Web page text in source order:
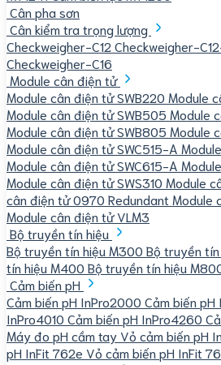
Cân pha sơn
Cân kiểm tra trọng lượng
Checkweigher-C12 Checkweigher-
Checkweigher-C16
Module cân điện tử
Module cân điện tử SWB220 Module
Module cân điện tử SWB505 Module
Module cân điện tử SWB805 Module
Module cân điện tử SWC515-A
Module cân điện tử SWC615-A
Module cân điện tử SWS310 Module
cân điện tử 0970 Redundant Module
Module cân điện tử VLM3
Bộ truyền tín hiệu
Bộ truyền tín hiệu M300 Bộ truyền
tín hiệu M400 Bộ truyền tín hiệu
Cảm biến pH
Cảm biến pH InPro2000 Cảm biến pH
InPro4010 Cảm biến pH InPro4260
Máy đo pH cầm tay Vỏ cảm biến pH
pH InFit 762e Vỏ cảm biến pH InFit